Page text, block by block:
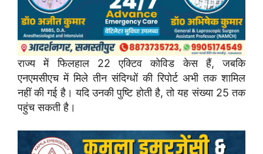
राज्य में फिलहाल 22 एक्टिव कोविड केस हैं, जबकि
एनएमसीएच में मिले तीन संदिग्धों की रिपोर्ट अभी तक शामिल
नहीं की गई है। यदि उनकी पुष्टि होती है, तो यह संख्या 25 तक
पहुंच सकती है।